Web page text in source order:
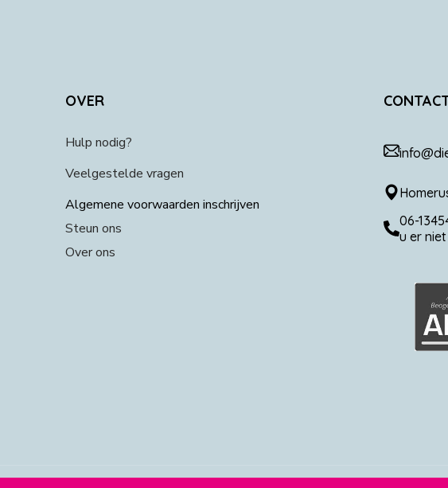
OVER
Hulp nodig?
Veelgestelde vragen
Algemene voorwaarden inschrijven
Steun ons
Over ons
06-
u er